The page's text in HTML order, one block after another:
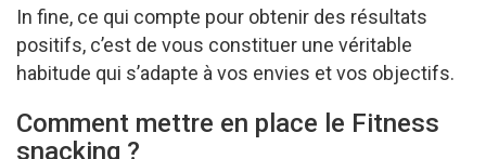
In fine, ce qui compte pour obtenir des résultats
positifs, c’est de vous constituer une véritable
habitude qui s’adapte à vos envies et vos objectifs.
Comment mettre en place le Fitness
snacking ?